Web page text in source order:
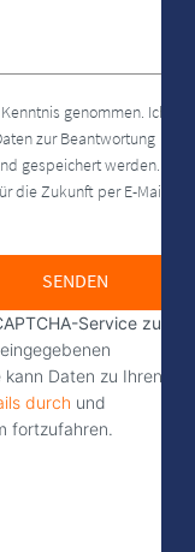
genommen. Ich
zur Beantwortung
gespeichert werden.
die Zukunft per E-Mail
SENDEN
Service zu
Daten zu Ihren
durch und
fortzufahren.